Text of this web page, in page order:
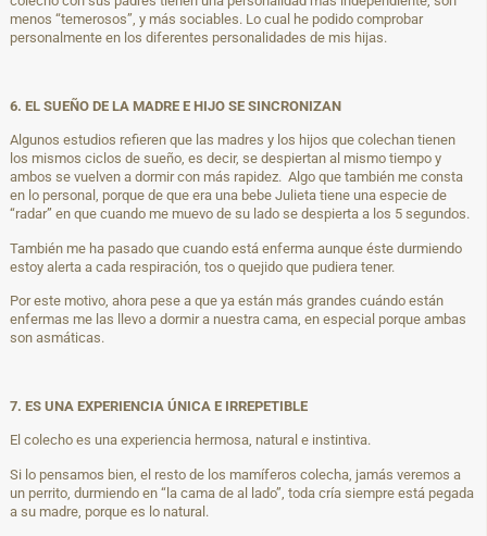
menos “temerosos”, y más sociables. Lo cual he podido comprobar
personalmente en los diferentes personalidades de mis hijas.
6. EL SUEÑO DE LA MADRE E HIJO SE SINCRONIZAN
Algunos estudios refieren que las madres y los hijos que colechan tienen
los mismos ciclos de sueño, es decir, se despiertan al mismo tiempo y
ambos se vuelven a dormir con más rapidez. Algo que también me consta
en lo personal, porque de que era una bebe Julieta tiene una especie de
“radar” en que cuando me muevo de su lado se despierta a los 5 segundos.
También me ha pasado que cuando está enferma aunque éste durmiendo
estoy alerta a cada respiración, tos o quejido que pudiera tener.
Por este motivo, ahora pese a que ya están más grandes cuándo están
enfermas me las llevo a dormir a nuestra cama, en especial porque ambas
son asmáticas.
7. ES UNA EXPERIENCIA ÚNICA E IRREPETIBLE
El colecho es una experiencia hermosa, natural e instintiva.
Si lo pensamos bien, el resto de los mamíferos colecha, jamás veremos a
un perrito, durmiendo en “la cama de al lado”, toda cría siempre está pegada
a su madre, porque es lo natural.